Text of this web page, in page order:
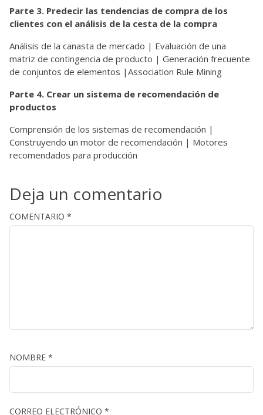
Parte 3. Predecir las tendencias de compra de los
clientes con el análisis de la cesta de la compra
Análisis de la canasta de mercado | Evaluación de una
matriz de contingencia de producto | Generación frecuente
de conjuntos de elementos |Association Rule Mining
Parte 4. Crear un sistema de recomendación de
productos
Comprensión de los sistemas de recomendación |
Construyendo un motor de recomendación | Motores
recomendados para producción
Deja un comentario
COMENTARIO *
NOMBRE *
CORREO ELECTRÓNICO *